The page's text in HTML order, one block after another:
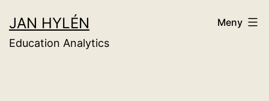
till
innehåll
JAN HYLÉN
Education Analytics
Meny